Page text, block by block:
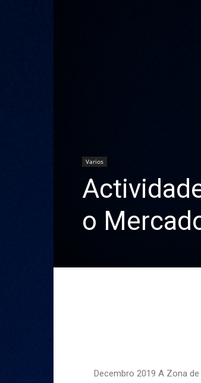
Varios
o
Decembro 2019 A Zona